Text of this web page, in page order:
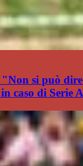
si può dire
caso di Serie